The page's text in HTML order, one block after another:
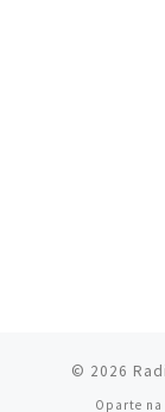
© 2026
Oparte na